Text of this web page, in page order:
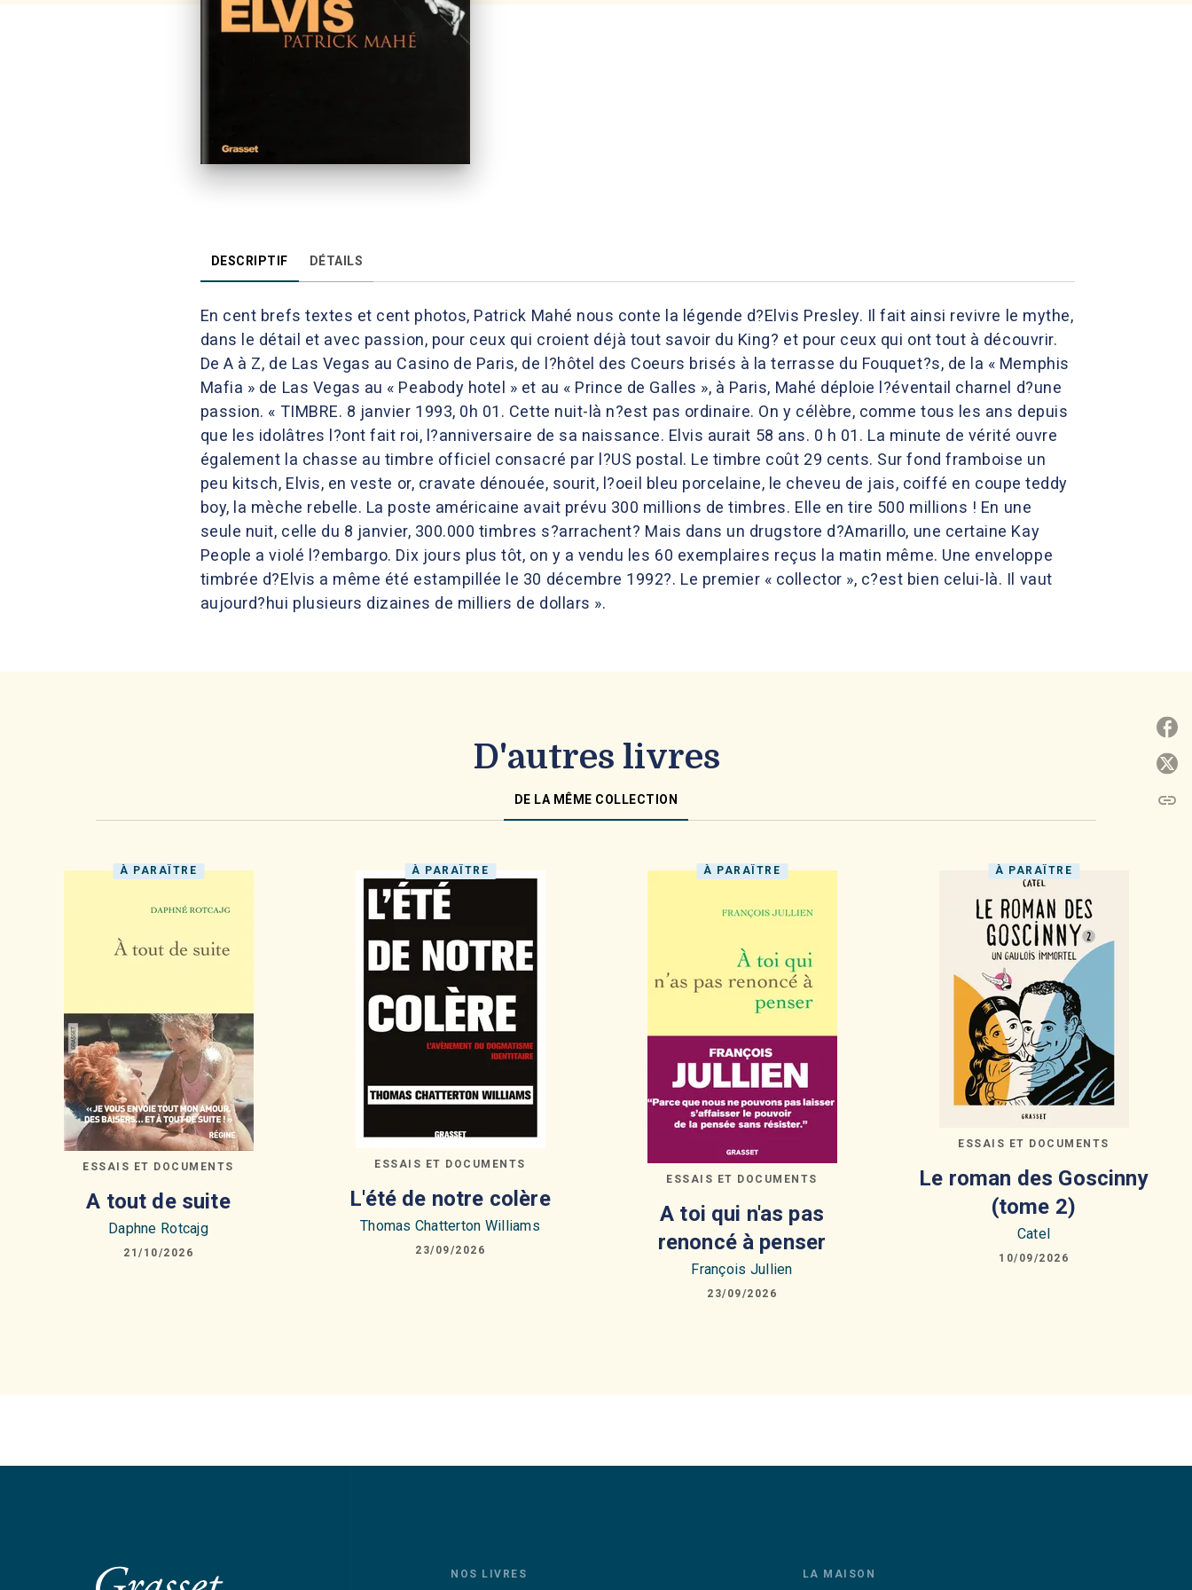
DESCRIPTIF DÉTAILS
En cent brefs textes et cent photos, Patrick Mahé nous conte la légende d?Elvis Presley. Il fait ainsi revivre le mythe,
dans le détail et avec passion, pour ceux qui croient déjà tout savoir du King? et pour ceux qui ont tout à découvrir.
De A à Z, de Las Vegas au Casino de Paris, de l?hôtel des Coeurs brisés à la terrasse du Fouquet?s, de la « Memphis
Mafia » de Las Vegas au « Peabody hotel » et au « Prince de Galles », à Paris, Mahé déploie l?éventail charnel d?une
passion. « TIMBRE. 8 janvier 1993, 0h 01. Cette nuit-là n?est pas ordinaire. On y célèbre, comme tous les ans depuis
que les idolâtres l?ont fait roi, l?anniversaire de sa naissance. Elvis aurait 58 ans. 0 h 01. La minute de vérité ouvre
également la chasse au timbre officiel consacré par l?US postal. Le timbre coût 29 cents. Sur fond framboise un
peu kitsch, Elvis, en veste or, cravate dénouée, sourit, l?oeil bleu porcelaine, le cheveu de jais, coiffé en coupe teddy
boy, la mèche rebelle. La poste américaine avait prévu 300 millions de timbres. Elle en tire 500 millions ! En une
seule nuit, celle du 8 janvier, 300.000 timbres s?arrachent? Mais dans un drugstore d?Amarillo, une certaine Kay
People a violé l?embargo. Dix jours plus tôt, on y a vendu les 60 exemplaires reçus la matin même. Une enveloppe
timbrée d?Elvis a même été estampillée le 30 décembre 1992?. Le premier « collector », c?est bien celui-là. Il vaut
aujourd?hui plusieurs dizaines de milliers de dollars ».
D'autres livres
DE LA MÊME COLLECTION
À PARAÎTRE
ESSAIS ET DOCUMENTS
A tout de suite
Daphne Rotcajg
21/10/2026
À PARAÎTRE
ESSAIS ET DOCUMENTS
L'été de notre colère
Thomas Chatterton Williams
23/09/2026
À PARAÎTRE
ESSAIS ET DOCUMENTS
A toi qui n'as pas
renoncé à penser
François Jullien
23/09/2026
À PARAÎTRE
ESSAIS ET DOCUMENTS
Le roman des Goscinny
(tome 2)
Catel
10/09/2026
link
NOS LIVRES LA MAISON